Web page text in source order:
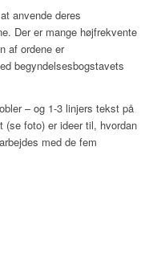
anvende deres
Der er mange højfrekvente
af ordene er
begyndelsesbogstavets
– og 1-3 linjers tekst på
(se foto) er ideer til, hvordan
med de fem